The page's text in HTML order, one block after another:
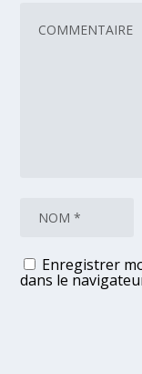
Enregistrer
dans le